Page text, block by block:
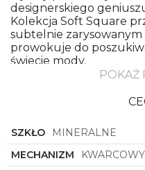
designerskiego
Kolekcja Soft Square
subtelnie
prowokuje do
świecie mody.
Stalowa bransoleta
elegancję przez wiele
swoją determinację i
Koperta z tego samego
wysokiej jakości
jednocześnie jego
POKAŻ
SZKŁO
MINERALNE
MECHANIZM
KWARCOWY